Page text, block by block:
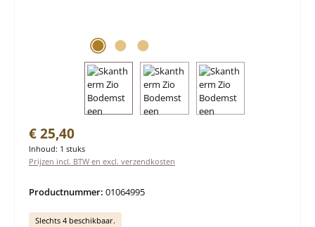
Normale prijs:
€ 25,40
Inhoud: 1 stuks
Prijzen incl. BTW en excl. verzendkosten
Productnummer: 01064995
Slechts 4 beschikbaar.